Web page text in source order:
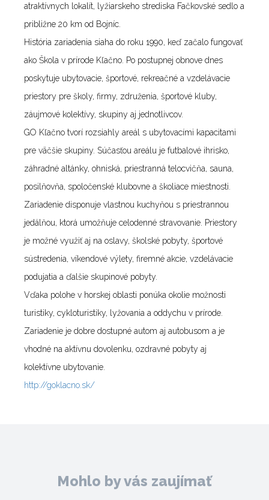
atraktívnych lokalít, lyžiarskeho strediska Fačkovské sedlo a
približne 20 km od Bojníc.
História zariadenia siaha do roku 1990, keď začalo fungovať
ako Škola v prírode Kľačno. Po postupnej obnove dnes
poskytuje ubytovacie, športové, rekreačné a vzdelávacie
priestory pre školy, firmy, združenia, športové kluby,
záujmové kolektívy, skupiny aj jednotlivcov.
GO Kľačno tvorí rozsiahly areál s ubytovacími kapacitami
pre väčšie skupiny. Súčasťou areálu je futbalové ihrisko,
záhradné altánky, ohniská, priestranná telocvičňa, sauna,
posilňovňa, spoločenské klubovne a školiace miestnosti.
Zariadenie disponuje vlastnou kuchyňou s priestrannou
jedálňou, ktorá umožňuje celodenné stravovanie. Priestory
je možné využiť aj na oslavy, školské pobyty, športové
sústredenia, víkendové výlety, firemné akcie, vzdelávacie
podujatia a ďalšie skupinové pobyty.
Vďaka polohe v horskej oblasti ponúka okolie možnosti
turistiky, cykloturistiky, lyžovania a oddychu v prírode.
Zariadenie je dobre dostupné autom aj autobusom a je
vhodné na aktívnu dovolenku, ozdravné pobyty aj
kolektívne ubytovanie.
http://goklacno.sk/
Mohlo by vás zaujímať